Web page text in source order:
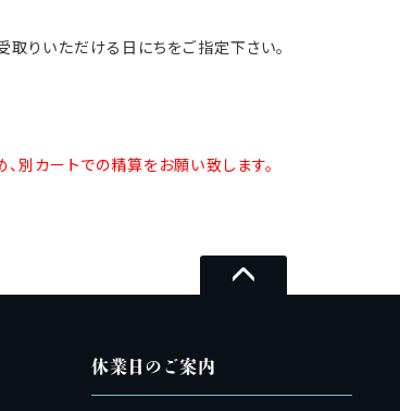
りいただける日にちをご指定下さい。
、別カートでの精算をお願い致します。
休業日のご案内